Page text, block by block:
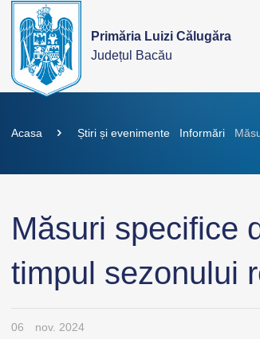
Primăria Luizi Călugăra
Județul Bacău
Acasa Știri și evenimente Informări
Măsuri specifice
timpul sezonului
06 nov. 2024